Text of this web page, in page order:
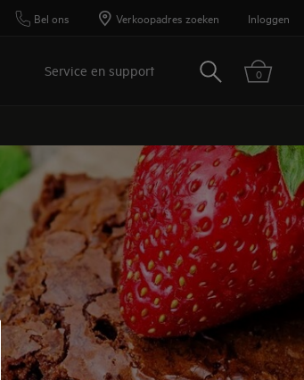
Bel ons Verkoopadres zoeken Inloggen
Service en support Zoeken 0